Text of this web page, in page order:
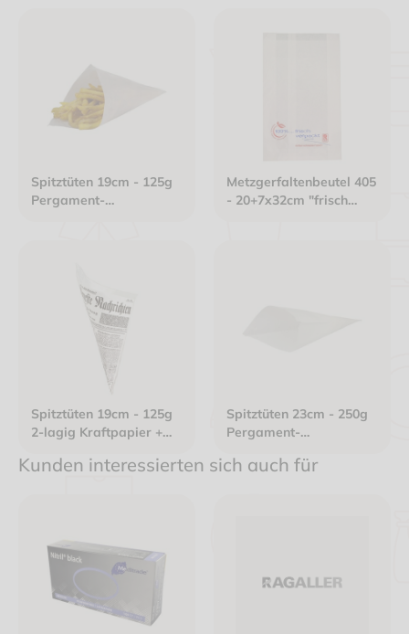
Spitztüten 19cm - 125g
Pergament-
Metzgerfaltenbeutel 405
- 20+7x32cm "frisch
Spitztüten 19cm - 125g
2-lagig Kraftpapier +
Ersatzpapier weiß
Spitztüten 23cm - 250g
Pergament-
weiß
Kunden interessierten sich auch für